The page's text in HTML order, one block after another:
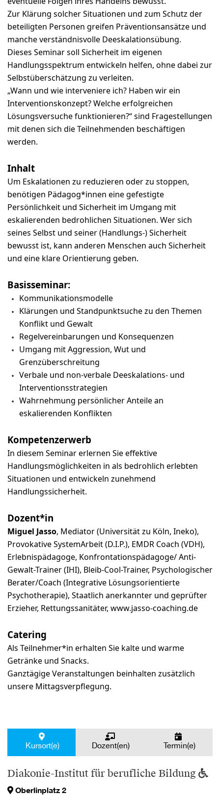
Zur Klärung solcher Situationen und zum Schutz der
beteiligten Personen greifen Präventionsansätze und
manche verständnisvolle Deeskalationsübung.
Dieses Seminar soll Sicherheit im eigenen
Handlungsspektrum entwickeln helfen, ohne dabei zur
Selbstüberschätzung zu verleiten.
„Wann und wie interveniere ich? Haben wir ein
Interventionskonzept? Welche erfolgreichen
Lösungsversuche funktionieren?“ sind Fragestellungen
mit denen sich die Teilnehmenden beschäftigen
werden.
Inhalt
Um Eskalationen zu reduzieren oder zu stoppen,
benötigen Pädagog*innen eine gefestigte
Persönlichkeit und Sicherheit im Umgang mit
eskalierenden bedrohlichen Situationen. Wer sich
seines Selbst und seiner (Handlungs-) Sicherheit
bewusst ist, kann anderen Menschen auch Sicherheit
und eine klare Orientierung geben.
Basisseminar:
Kommunikationsmodelle
Klärungen und Standpunktsuche zu den Themen
Konflikt und Gewalt
Regelvereinbarungen und Konsequenzen
Umgang mit Aggression, Wut und
Grenzüberschreitung
Verbale und non-verbale Deeskalations- und
Interventionsstrategien
Wahrnehmung persönlicher Anteile an
eskalierenden Konflikten
Kompetenzerwerb
In diesem Seminar erlernen Sie effektive
Handlungsmöglichkeiten in als bedrohlich erlebten
Situationen und entwickeln zunehmend
Handlungssicherheit.
Dozent*in
Miguel Jasso, Mediator (Universität zu Köln, Ineko),
Provokative SystemArbeit (D.I.P.), EMDR Coach (VDH),
Erlebnispädagoge, Konfrontationspädagoge/ Anti-
Gewalt-Trainer (IHI), Bleib-Cool-Trainer, Psychologischer
Berater/Coach (Integrative Lösungsorientierte
Psychotherapie), Staatlich anerkannter und geprüfter
Erzieher, Rettungssanitäter, www.jasso-coaching.de
Catering
Als Teilnehmer*in erhalten Sie kalte und warme
Getränke und Snacks.
Ganztägige Veranstaltungen beinhalten zusätzlich
unsere Mittagsverpflegung.
Kursort(e) Dozent(en) Termin(e)
Diakonie-Institut für berufliche Bildung
Oberlinplatz 2